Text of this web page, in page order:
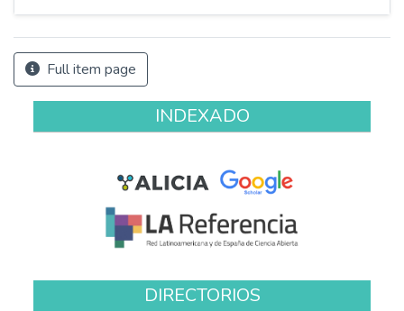
Full item page
INDEXADO
DIRECTORIOS